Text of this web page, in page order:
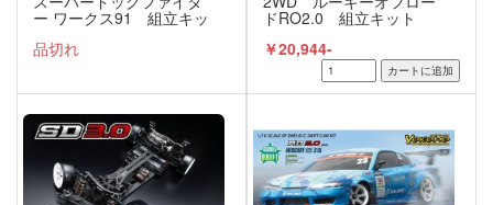
ー ワークス91 組立キッ
品切れ
ドRO2.0 組立キット
￥20,944-